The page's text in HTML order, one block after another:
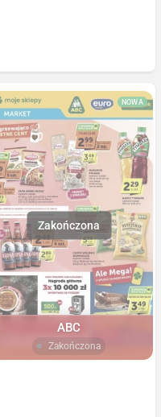
NOWA
ABC
Zakończona